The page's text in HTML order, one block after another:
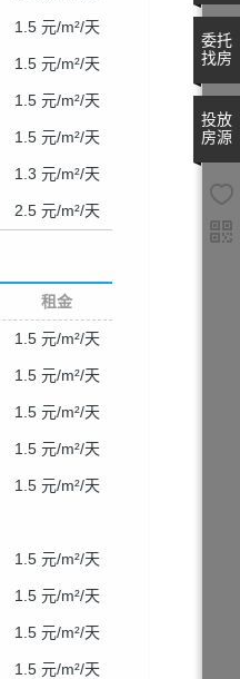
1.5 元/m²/天
1.5 元/m²/天
1.5 元/m²/天
1.5 元/m²/天
1.3 元/m²/天
2.5 元/m²/天
租金
1.5 元/m²/天
1.5 元/m²/天
1.5 元/m²/天
1.5 元/m²/天
1.5 元/m²/天
1.5 元/m²/天
1.5 元/m²/天
1.5 元/m²/天
1.5 元/m²/天
委托
找房
投放
房源